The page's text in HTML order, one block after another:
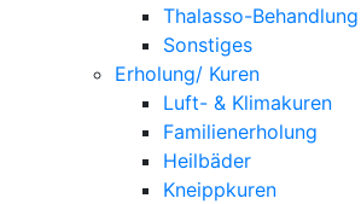
Thalasso-Behandlung
Sonstiges
Erholung/ Kuren
Luft- & Klimakuren
Familienerholung
Heilbäder
Kneippkuren